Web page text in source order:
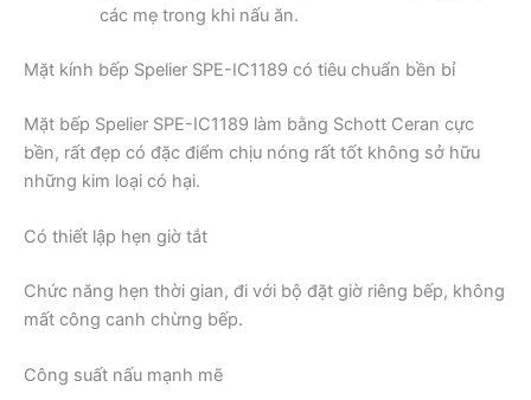
các mẹ trong khi nấu ăn.
Mặt kính bếp Spelier SPE-IC1189 có tiêu chuẩn bền bỉ
Mặt bếp Spelier SPE-IC1189 làm bằng Schott Ceran cực
bền, rất đẹp có đặc điểm chịu nóng rất tốt không sở hữu
những kim loại có hại.
Có thiết lập hẹn giờ tắt
Chức năng hẹn thời gian, đi với bộ đặt giờ riêng bếp, không
mất công canh chừng bếp.
Công suất nấu mạnh mẽ